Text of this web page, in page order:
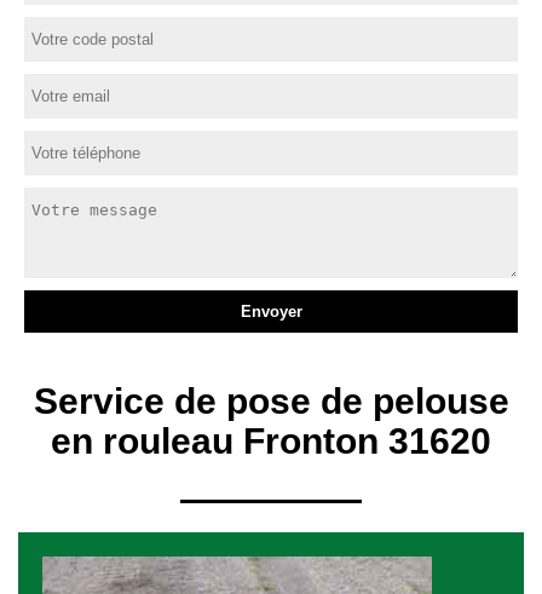
Service de pose de pelouse
en rouleau Fronton 31620